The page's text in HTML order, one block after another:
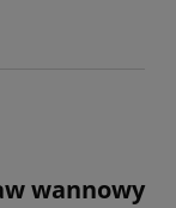
wannowy